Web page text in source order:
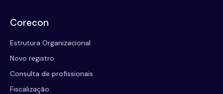
Corecon
Estrutura Organizacional
Novo registro
Consulta de profissionais
Fiscalização